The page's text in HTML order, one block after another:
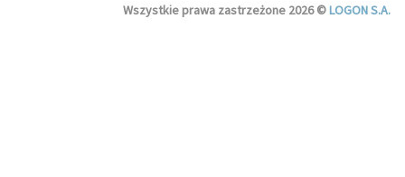
Wszystkie prawa zastrzeżone 2026 ©LOGON S.A.